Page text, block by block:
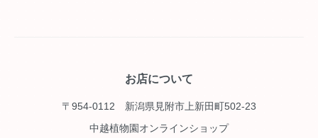
お店について
〒954-0112 新潟県見附市上新田町502-23
中越植物園オンラインショップ